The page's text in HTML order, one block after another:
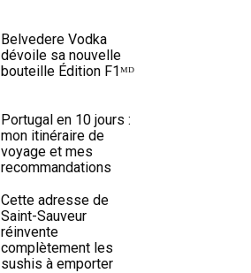
Belvedere Vodka
dévoile sa nouvelle
bouteille Édition F1ᴹᴰ
Portugal en 10 jours :
mon itinéraire de
voyage et mes
recommandations
Cette adresse de
Saint-Sauveur
réinvente
complètement les
sushis à emporter